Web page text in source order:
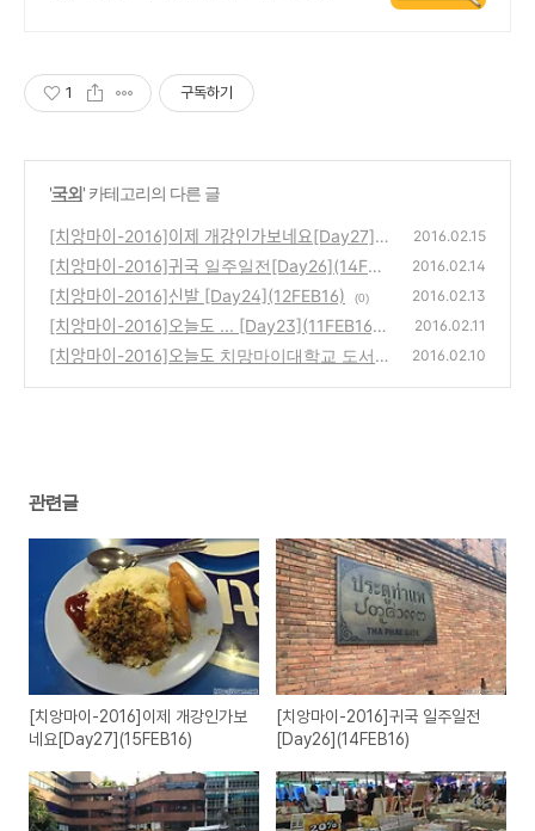
1 구독하기
'국외' 카테고리의 다른 글
[치앙마이-2016]이제 개강인가보네요[Day27](1
5FEB16)
(0)
2016.02.15
[치앙마이-2016]귀국 일주일전[Day26](14FEB
16)
(0)
2016.02.14
[치앙마이-2016]신발 [Day24](12FEB16) (0) 2016.02.13
[치앙마이-2016]오늘도 ... [Day23](11FEB16)
(0)
2016.02.11
[치앙마이-2016]오늘도 치망마이대학교 도서
2016.02.10
관련글
[치앙마이-2016]이제 개강인가보
네요[Day27](15FEB16)
[치앙마이-2016]귀국 일주일전
[Day26](14FEB16)